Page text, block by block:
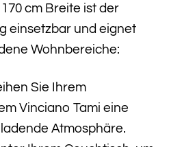
cm Breite ist der
einsetzbar und eignet
Wohnbereiche:
Sie Ihrem
Vinciano Tami eine
Atmosphäre.